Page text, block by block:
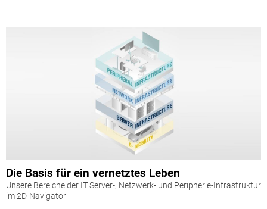
Die Basis für ein vernetztes Leben
Unsere Bereiche der IT Server-, Netzwerk- und Peripherie-Infrastruktur
im 2D-Navigator